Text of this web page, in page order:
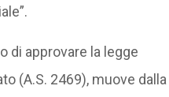
di approvare la legge
(A.S. 2469), muove dalla